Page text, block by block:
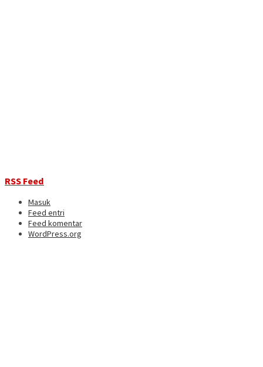
RSS Feed
Masuk
Feed entri
Feed komentar
WordPress.org